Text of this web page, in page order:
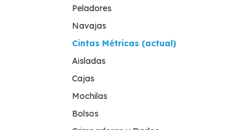
Peladores
Navajas
Cintas Métricas (actual)
Aisladas
Cajas
Mochilas
Bolsos